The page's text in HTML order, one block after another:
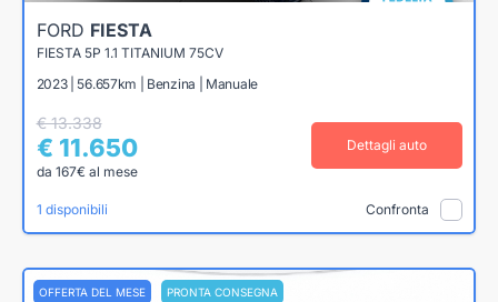
FORD FIESTA
FIESTA 5P 1.1 TITANIUM 75CV
2023 | 56.657km | Benzina | Manuale
€ 13.338
€ 11.650
da 167€ al mese
Dettagli auto
1 disponibili Confronta
OFFERTA DEL MESE PRONTA CONSEGNA